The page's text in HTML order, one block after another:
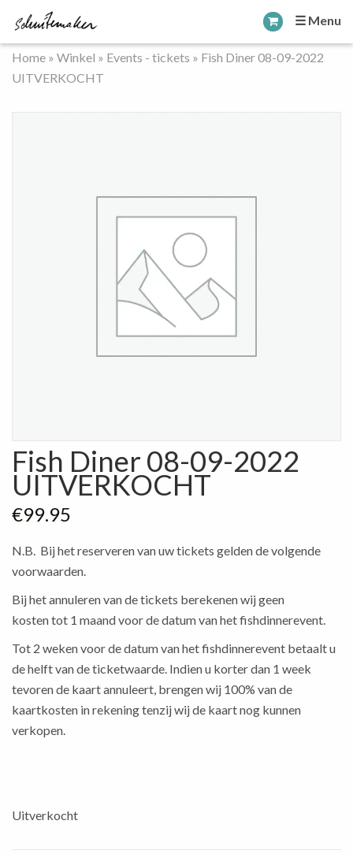
☰ Menu
Home » Winkel » Events - tickets » Fish Diner 08-09-2022
UITVERKOCHT
Fish Diner 08-09-2022
UITVERKOCHT
€99.95
N.B. Bij het reserveren van uw tickets gelden de volgende
voorwaarden.
Bij het annuleren van de tickets berekenen wij geen
kosten tot 1 maand voor de datum van het fishdinnerevent.
Tot 2 weken voor de datum van het fishdinnerevent betaalt u
de helft van de ticketwaarde. Indien u korter dan 1 week
tevoren de kaart annuleert, brengen wij 100% van de
kaartkosten in rekening tenzij wij de kaart nog kunnen
verkopen.
Uitverkocht